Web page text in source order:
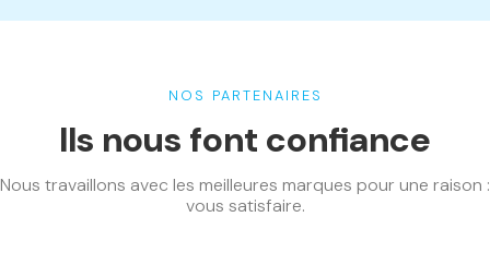
NOS PARTENAIRES
Ils nous font confiance
Nous travaillons avec les meilleures marques pour une raison :
vous satisfaire.